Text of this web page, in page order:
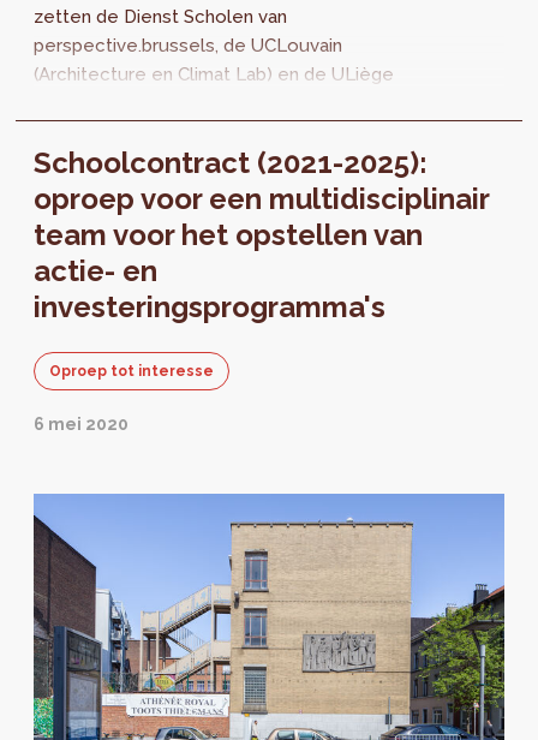
zetten de Dienst Scholen van
perspective.brussels, de UCLouvain
(Architecture en Climat Lab) en de ULiège
Schoolcontract (2021-2025):
oproep voor een multidisciplinair
team voor het opstellen van
actie- en
investeringsprogramma's
Oproep tot interesse
6 mei 2020